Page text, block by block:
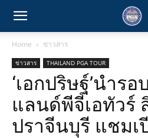
Home ข่าวสาร
ข่าวสาร THAILAND PGA TOUR
‘เอกปริษฐ์’นำร
แลนด์พีจีเอทัวร์
ปราจีนบุรี แชมเ